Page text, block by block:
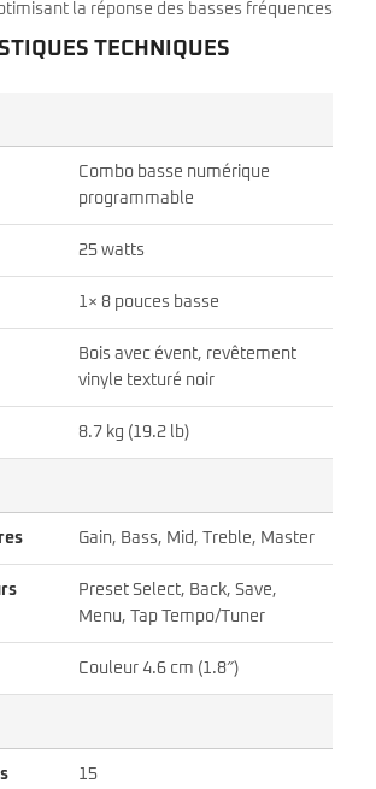
la réponse des basses fréquences
TECHNIQUES
Combo basse numérique
programmable
25 watts
1× 8 pouces basse
Bois avec évent, revêtement
vinyle texturé noir
8.7 kg (19.2 lb)
Gain, Bass, Mid, Treble, Master
Preset Select, Back, Save,
Menu, Tap Tempo/Tuner
Couleur 4.6 cm (1.8″)
15